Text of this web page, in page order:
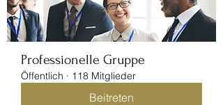
Professionelle Gruppe
Öffentlich · 118 Mitglieder
Beitreten